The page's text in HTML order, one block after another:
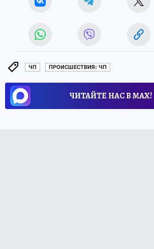
ЧП ПРОИСШЕСТВИЯ: ЧП
ЧИТАЙТЕ НАС В МАХ!